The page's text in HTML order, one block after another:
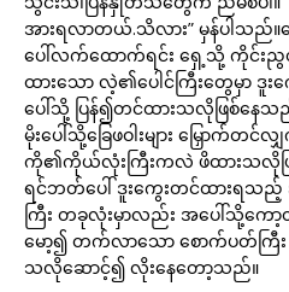
အားရလာတယ်.သိလား” မှန်ပါသည်
ပေါ်လက်ထောက်ရင်း ရှေ့သို့ ကိုင်းညွ
ထားသော လဲ့၏ပေါင်ကြီးတွေမှာ
ပေါ်သို့ ပြန်၍တင်ထားသလိုဖြစ်နေ
မိုးပေါ်သို့ခြေဖဝါးများ မြှောက်တင်
ကို၏ကိုယ်လုံးကြီးကလဲ ဖိထားသလိုဖြ
ရင်ဘတ်ပေါ် ဒူးကွေးတင်ထားရသ
ကြီး တခုလုံးမှာလည်း အပေါ်သို့က
မော့၍ တက်လာသော စောက်ပတ်ကြီ
သလိုဆောင့်၍ လိုးနေတော့သည်။